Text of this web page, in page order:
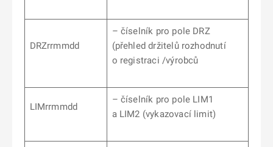
DRZrrmmdd
– číselník pro pole DRZ
(přehled držitelů rozhodnutí
o registraci /výrobců
LIMrrmmdd
– číselník pro pole LIM1
a LIM2 (vykazovací limit)